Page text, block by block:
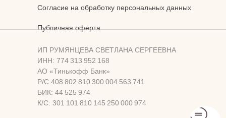
ИП РУМЯНЦЕВА СВЕТЛАНА СЕРГЕЕВНА
ИНН: 774 313 952 168
АО «Тинькофф Банк»
Р/С 408 802 810 300 004 563 741
БИК: 44 525 974
К/С: 301 101 810 145 250 000 974
Публичная оферта
Согласие на обработку персональных данных